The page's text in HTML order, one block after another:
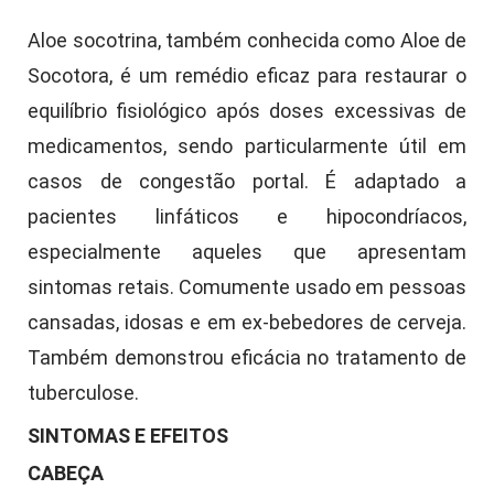
Aloe socotrina, também conhecida como Aloe de
Socotora, é um remédio eficaz para restaurar o
equilíbrio fisiológico após doses excessivas de
medicamentos, sendo particularmente útil em
casos de congestão portal. É adaptado a
pacientes linfáticos e hipocondríacos,
especialmente aqueles que apresentam
sintomas retais. Comumente usado em pessoas
cansadas, idosas e em ex-bebedores de cerveja.
Também demonstrou eficácia no tratamento de
tuberculose.
SINTOMAS E EFEITOS
CABEÇA